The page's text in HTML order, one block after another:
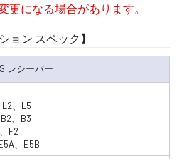
になる場合があります。
ョン スペック】
レシーバー
L2、L5
、B3
F2
、E5B